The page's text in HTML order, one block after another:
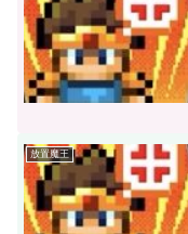
放置魔王